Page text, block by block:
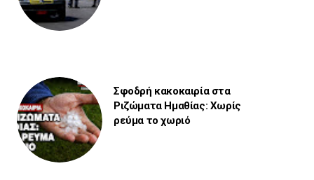
Σφοδρή κακοκαιρία στα
Ριζώματα Ημαθίας: Χωρίς
ρεύμα το χωριό